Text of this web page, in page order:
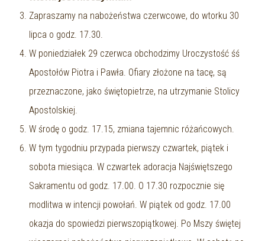
Zapraszamy na nabożeństwa czerwcowe, do wtorku 30
lipca o godz. 17.30.
W poniedziałek 29 czerwca obchodzimy Uroczystość śś
Apostołów Piotra i Pawła. Ofiary złożone na tacę, są
przeznaczone, jako świętopietrze, na utrzymanie Stolicy
Apostolskiej.
W środę o godz. 17.15, zmiana tajemnic różańcowych.
W tym tygodniu przypada pierwszy czwartek, piątek i
sobota miesiąca. W czwartek adoracja Najświętszego
Sakramentu od godz. 17.00. O 17.30 rozpocznie się
modlitwa w intencji powołań. W piątek od godz. 17.00
okazja do spowiedzi pierwszopiątkowej. Po Mszy świętej